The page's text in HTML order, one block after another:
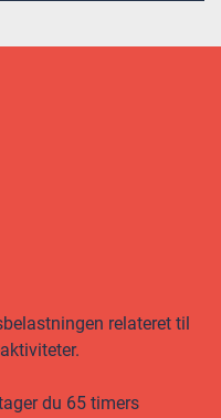
relateret til
du 65 timers